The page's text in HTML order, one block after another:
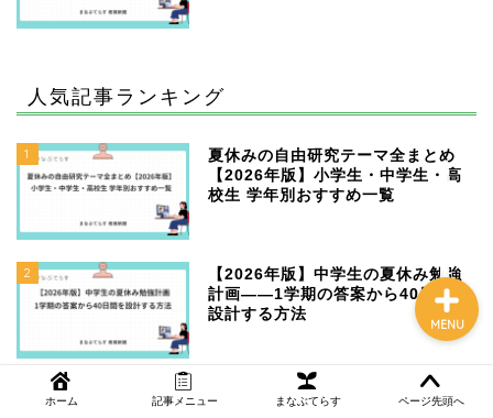
人気記事ランキング
1
夏休みの自由研究テーマ全まとめ
【2026年版】小学生・中学生・高
校生 学年別おすすめ一覧
2
【2026年版】中学生の夏休み勉強
計画——1学期の答案から40日間を
設計する方法
自由研究の進め方｜テーマの決め方
ホーム 記事メニュー まなぶてらす ページ先頭へ
MENU
講師ブログ